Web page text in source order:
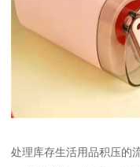
处理库存生活用品积压的